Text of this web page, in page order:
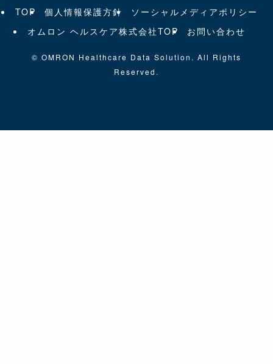
TOP 個人情報保護方針
ソーシャルメディアポリシー
オムロン ヘルスケア株式会社TOP
お問い合わせ
© OMRON Healthcare Data Solution. All Rights
Reserved.